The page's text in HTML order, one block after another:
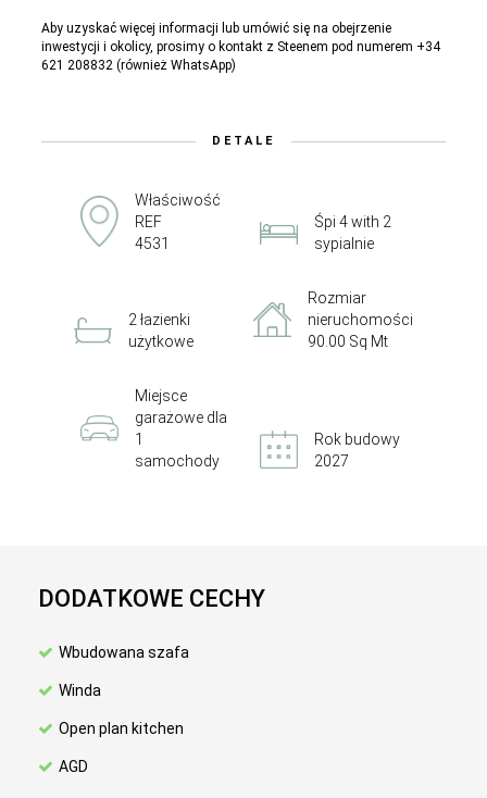
Aby uzyskać więcej informacji lub umówić się na obejrzenie
inwestycji i okolicy, prosimy o kontakt z Steenem pod numerem +34
621 208832 (również WhatsApp)
DETALE
Właściwość
REF
4531
Śpi 4 with 2
sypialnie
2 łazienki
użytkowe
Rozmiar
nieruchomości
90.00 Sq Mt
Miejsce
garażowe dla
1
samochody
Rok budowy
2027
DODATKOWE CECHY
Wbudowana szafa
Winda
Open plan kitchen
AGD